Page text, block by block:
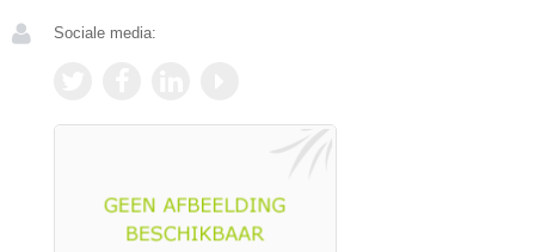
Sociale media: